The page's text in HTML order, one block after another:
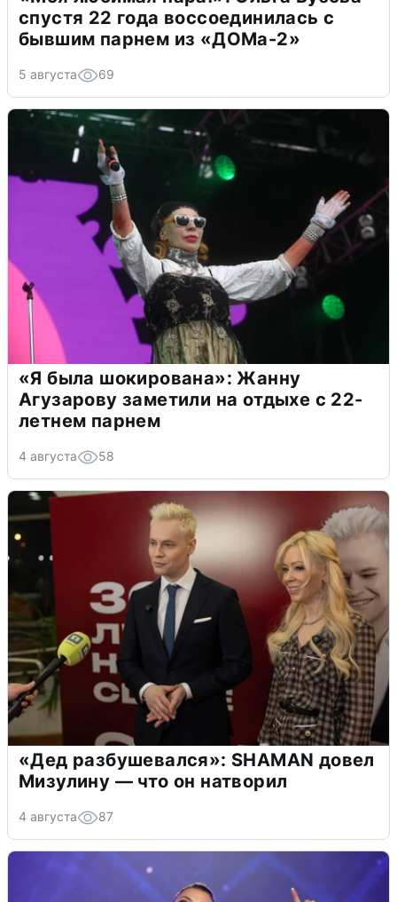
спустя 22 года воссоединилась с
бывшим парнем из «ДОМа-2»
5 августа 69
«Я была шокирована»: Жанну
Агузарову заметили на отдыхе с 22-
летнем парнем
4 августа 58
«Дед разбушевался»: SHAMAN довел
Мизулину — что он натворил
4 августа 87